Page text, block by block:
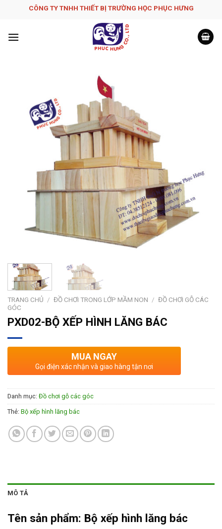
CÔNG TY TNHH THIẾT BỊ TRƯỜNG HỌC PHỤC H­ƯNG
TRANG CHỦ / ĐỒ CHƠI TRONG LỚP MẦM NON / ĐỒ CHƠI GỖ CÁC
GÓC
PXD02-BỘ XẾP HÌNH LĂNG BÁC
MUA NGAY
Gọi điện xác nhận và giao hàng tận nơi
Danh mục: Đồ chơi gỗ các góc
Thẻ: Bộ xếp hình lăng bác
MÔ TẢ
Tên sản phẩm: Bộ xếp hình lăng bác